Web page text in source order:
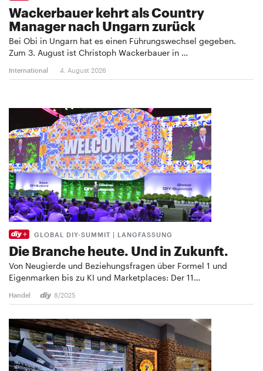
Wackerbauer kehrt als Country
Manager nach Ungarn zurück
Bei Obi in Ungarn hat es einen Führungswechsel gegeben.
Zum 3. August ist Christoph Wackerbauer in …
International 4. August 2026
GLOBAL DIY-SUMMIT | LANGFASSUNG
Die Branche heute. Und in Zukunft.
Von Neugierde und Beziehungsfragen über Formel 1 und
Eigenmarken bis zu KI und Marketplaces: Der 11…
Handel 8/2025